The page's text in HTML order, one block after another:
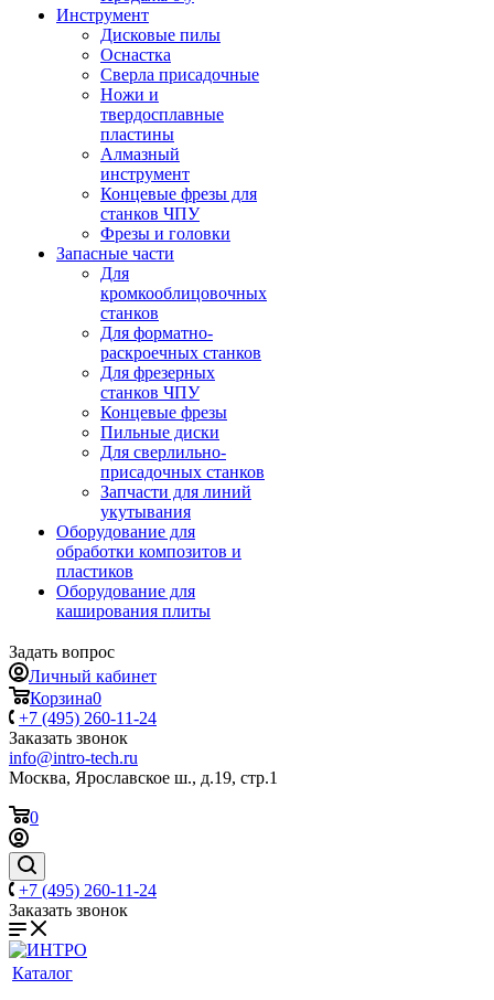
Инструмент
Дисковые пилы
Оснастка
Сверла присадочные
Ножи и
твердосплавные
пластины
Алмазный
инструмент
Концевые фрезы для
станков ЧПУ
Фрезы и головки
Запасные части
Для
кромкооблицовочных
станков
Для форматно-
раскроечных станков
Для фрезерных
станков ЧПУ
Концевые фрезы
Пильные диски
Для сверлильно-
присадочных станков
Запчасти для линий
укутывания
Оборудование для
обработки композитов и
пластиков
Оборудование для
каширования плиты
Задать вопрос
Личный кабинет
Корзина0
+7 (495) 260-11-24
Заказать звонок
info@intro-tech.ru
Москва, Ярославское ш., д.19, стр.1
0
+7 (495) 260-11-24
Заказать звонок
Каталог